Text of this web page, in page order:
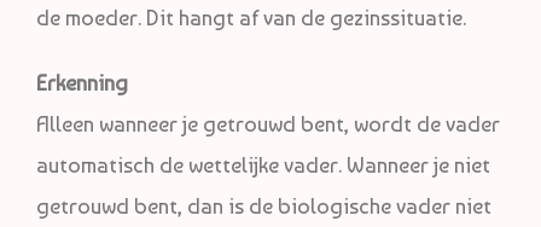
de moeder. Dit hangt af van de gezinssituatie.
Erkenning
Alleen wanneer je getrouwd bent, wordt de vader
automatisch de wettelijke vader. Wanneer je niet
getrouwd bent, dan is de biologische vader niet